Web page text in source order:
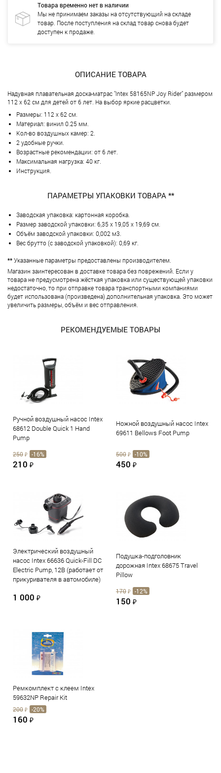
Товара временно нет в наличии
Мы не принимаем заказы на отсутствующий на складе
товар. После поступления на склад товар снова будет
доступен к продаже.
ОПИСАНИЕ ТОВАРА
Надувная плавательная доска-матрас "Intex 58165NP Joy Rider" размером
112 х 62 см для детей от 6 лет. На выбор яркие расцветки.
Размеры: 112 х 62 см.
Материал: винил 0.25 мм.
Кол-во воздушных камер: 2.
2 удобные ручки.
Возрастные рекомендации: от 6 лет.
Максимальная нагрузка: 40 кг.
Инструкция.
ПАРАМЕТРЫ УПАКОВКИ ТОВАРА **
Заводская упаковка: картонная коробка.
Размер заводской упаковки: 6,35 х 19,05 х 19,69 см.
Объём заводской упаковки: 0,002 м3.
Вес брутто (с заводской упаковкой): 0,69 кг.
**Указанные параметры предоставлены производителем.
Магазин заинтересован в доставке товара без поврежений. Если у
товара не предусмотрена жёсткая упаковка или существующей упаковки
недостаточно, то при отправке товара транспортными компаниями
будет использована (произведена) дополнительная упаковка. Это может
увеличить размеры, объём и вес отправления.
РЕКОМЕНДУЕМЫЕ ТОВАРЫ
Ручной воздушный насос Intex
68612 Double Quick 1 Hand
Pump
250 ₽ -16%
210 ₽
Ножной воздушный насос Intex
69611 Bellows Foot Pump
500 ₽ -10%
450 ₽
Электрический воздушный
насос Intex 66636 Quick-Fill DC
Electric Pump, 12В (работает от
прикуривателя в автомобиле)
1 000 ₽
Подушка-подголовник
дорожная Intex 68675 Travel
Pillow
170 ₽ -12%
150 ₽
Ремкомплект с клеем Intex
59632NP Repair Kit
200 ₽ -20%
160 ₽